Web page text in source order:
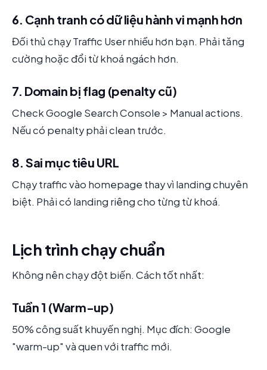
6. Cạnh tranh có dữ liệu hành vi mạnh hơn
Đối thủ chạy Traffic User nhiều hơn bạn. Phải tăng
cường hoặc đổi từ khoá ngách hơn.
7. Domain bị flag (penalty cũ)
Check Google Search Console > Manual actions.
Nếu có penalty phải clean trước.
8. Sai mục tiêu URL
Chạy traffic vào homepage thay vì landing chuyên
biệt. Phải có landing riêng cho từng từ khoá.
Lịch trình chạy chuẩn
Không nên chạy đột biến. Cách tốt nhất:
Tuần 1 (Warm-up)
50% công suất khuyến nghị. Mục đích: Google
"warm-up" và quen với traffic mới.